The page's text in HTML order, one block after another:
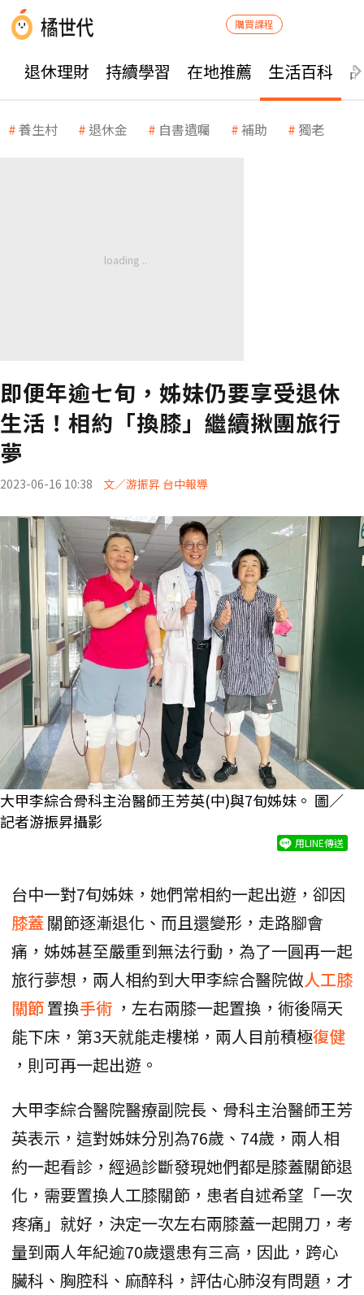
購買課程
退休理財 持續學習 在地推薦 生活百科
養生村 退休金 自書遺囑 補助 獨老
即便年逾七旬，姊妹仍要享受退休
生活！相約「換膝」繼續揪團旅行
夢
2023-06-16 10:38 文／游振昇 台中報導
大甲李綜合骨科主治醫師王芳英(中)與7旬姊妹。 圖／
記者游振昇攝影
用LINE傳送
台中一對7旬姊妹，她們常相約一起出遊，卻因
膝蓋 關節逐漸退化、而且還變形，走路腳會
痛，姊姊甚至嚴重到無法行動，為了一圓再一起
旅行夢想，兩人相約到大甲李綜合醫院做人工膝
關節置換手術 ，左右兩膝一起置換，術後隔天
能下床，第3天就能走樓梯，兩人目前積極復健
，則可再一起出遊。
大甲李綜合醫院醫療副院長、骨科主治醫師王芳
英表示，這對姊妹分別為76歲、74歲，兩人相
約一起看診，經過診斷發現她們都是膝蓋關節退
化，需要置換人工膝關節，患者自述希望「一次
疼痛」就好，決定一次左右兩膝蓋一起開刀，考
量到兩人年紀逾70歲還患有三高，因此，跨心
臟科、胸腔科、麻醉科，評估心肺沒有問題，才